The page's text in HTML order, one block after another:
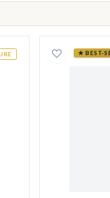
Plaqué Or Suliman
★ BEST-